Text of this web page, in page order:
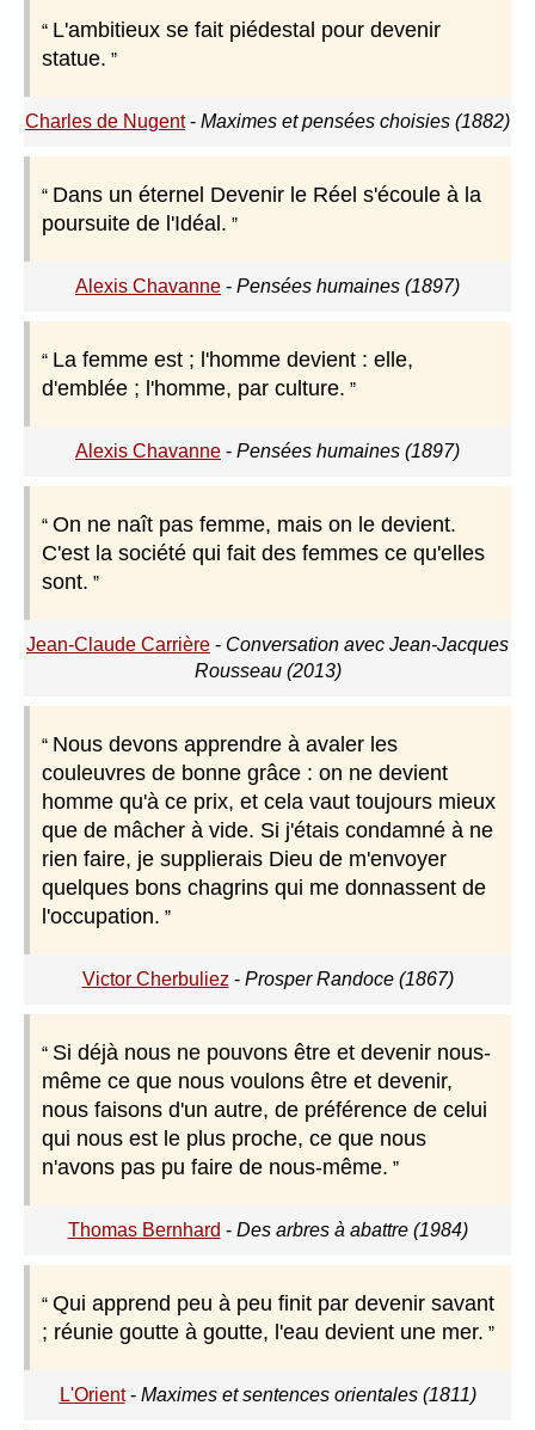
L'ambitieux se fait piédestal pour devenir
statue.
Charles de Nugent- Maximes et pensées choisies (1882)
Dans un éternel Devenir le Réel s'écoule à la
poursuite de l'Idéal.
Alexis Chavanne - Pensées humaines (1897)
La femme est ; l'homme devient : elle,
d'emblée ; l'homme, par culture.
Alexis Chavanne - Pensées humaines (1897)
On ne naît pas femme, mais on le devient.
C'est la société qui fait des femmes ce qu'elles
sont.
Jean-Claude Carrière - Conversation avec Jean-Jacques
Rousseau (2013)
Nous devons apprendre à avaler les
couleuvres de bonne grâce : on ne devient
homme qu'à ce prix, et cela vaut toujours mieux
que de mâcher à vide. Si j'étais condamné à ne
rien faire, je supplierais Dieu de m'envoyer
quelques bons chagrins qui me donnassent de
l'occupation.
Victor Cherbuliez - Prosper Randoce (1867)
Si déjà nous ne pouvons être et devenir nous-
même ce que nous voulons être et devenir,
nous faisons d'un autre, de préférence de celui
qui nous est le plus proche, ce que nous
n'avons pas pu faire de nous-même.
Thomas Bernhard - Des arbres à abattre (1984)
Qui apprend peu à peu finit par devenir savant
; réunie goutte à goutte, l'eau devient une mer.
L'Orient- Maximes et sentences orientales (1811)